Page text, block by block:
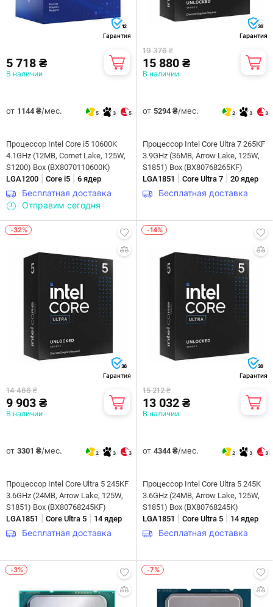
12
Гарантия
5 718 ₴
В наличии
от 1144 ₴/мес. 5 3 5
Процессор Intel Core i5 10600K
4.1GHz (12MB, Comet Lake, 125W,
S1200) Box (BX8070110600K)
LGA1200
Core i5 6 ядер
Бесплатная доставка
Отправим сегодня
36
Гарантия
19 376 ₴
15 880 ₴
В наличии
от 5294 ₴/мес. 2 3 3
Процессор Intel Core Ultra 7 265KF
3.9GHz (36MB, Arrow Lake, 125W,
S1851) Box (BX80768265KF)
LGA1851
Core Ultra 7 20 ядер
Бесплатная доставка
-32%
36
Гарантия
14 466 ₴
9 903 ₴
В наличии
от 3301 ₴/мес. 2 3 3
Процессор Intel Core Ultra 5 245KF
3.6GHz (24MB, Arrow Lake, 125W,
S1851) Box (BX80768245KF)
LGA1851
Core Ultra 5 14 ядер
Бесплатная доставка
-14%
36
Гарантия
15 212 ₴
13 032 ₴
В наличии
от 4344 ₴/мес. 2 3 3
Процессор Intel Core Ultra 5 245K
3.6GHz (24MB, Arrow Lake, 125W,
S1851) Box (BX80768245K)
LGA1851
Core Ultra 5 14 ядер
Бесплатная доставка
-3% -7%